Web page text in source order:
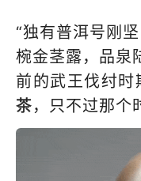
“独有普洱号刚
椀金茎露，品泉
前的武王伐纣时
茶，只不过那个